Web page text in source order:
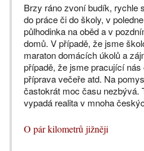
Brzy ráno zvoní budík, rychle
do práce či do školy, v
půlhodinka na oběd a v
domů. V případě, že jsme
maraton domácích úkolů a
případě, že jsme pracující
příprava večeře atd. Na
častokrát moc času nezbývá.
vypadá realita v mnoha
O pár kilometrů jižněji